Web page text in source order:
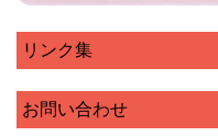
リンク集
お問い合わせ